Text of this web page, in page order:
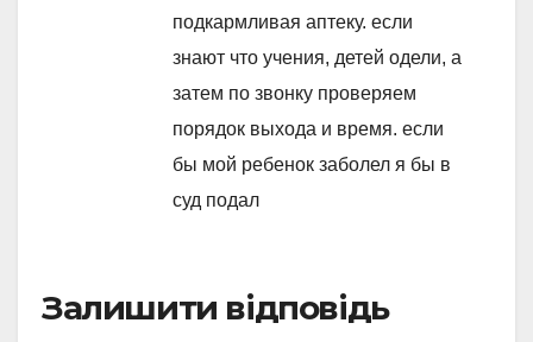
подкармливая аптеку. если
знают что учения, детей одели, а
затем по звонку проверяем
порядок выхода и время. если
бы мой ребенок заболел я бы в
суд подал
Залишити відповідь